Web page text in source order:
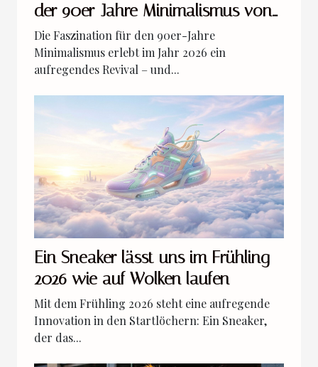
der 90er-Jahre Minimalismus von
2026
Die Faszination für den 90er-Jahre
Minimalismus erlebt im Jahr 2026 ein
aufregendes Revival – und...
Ein Sneaker lässt uns im Frühling
2026 wie auf Wolken laufen
Mit dem Frühling 2026 steht eine aufregende
Innovation in den Startlöchern: Ein Sneaker,
der das...